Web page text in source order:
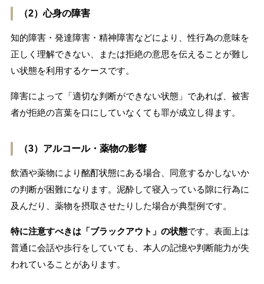
（2）心身の障害
知的障害・発達障害・精神障害などにより、性行為の意味を
正しく理解できない、または拒絶の意思を伝えることが難し
い状態を利用するケースです。
障害によって「適切な判断ができない状態」であれば、被害
者が拒絶の言葉を口にしていなくても罪が成立し得ます。
（3）アルコール・薬物の影響
飲酒や薬物により酩酊状態にある場合、同意するかしないか
の判断が困難になります。泥酔して寝入っている隙に行為に
及んだり、薬物を摂取させたりした場合が典型例です。
特に注意すべきは「ブラックアウト」の状態です。表面上は
普通に会話や歩行をしていても、本人の記憶や判断能力が失
われていることがあります。